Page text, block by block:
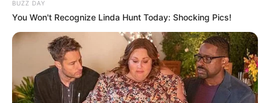
BUZZ DAY
You Won't Recognize Linda Hunt Today: Shocking Pics!